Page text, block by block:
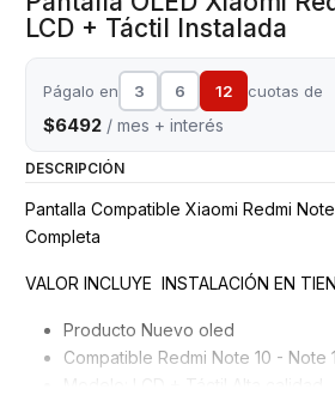
LCD + Táctil Instalada
Págalo en 3 6 12 cuotas de
$6492 / mes + interés
DESCRIPCIÓN
Pantalla Compatible Xiaomi Redmi
Completa
VALOR INCLUYE INSTALACIÓN EN
Producto Nuevo oled
Compatible Redmi Note 10 - Note